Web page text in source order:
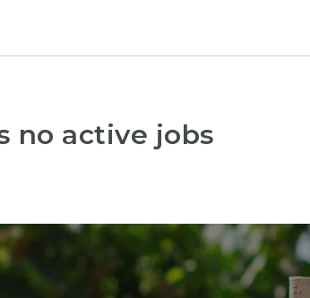
no active jobs